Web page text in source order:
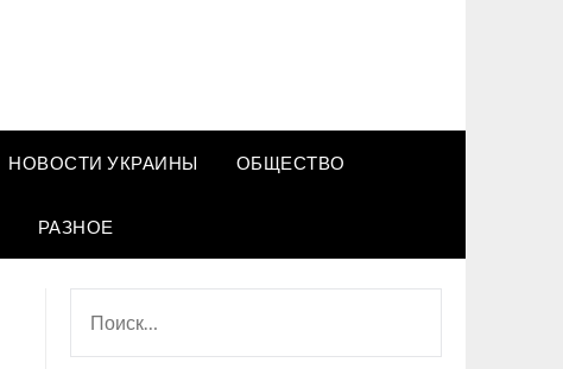
НОВОСТИ УКРАИНЫ ОБЩЕСТВО
РАЗНОЕ